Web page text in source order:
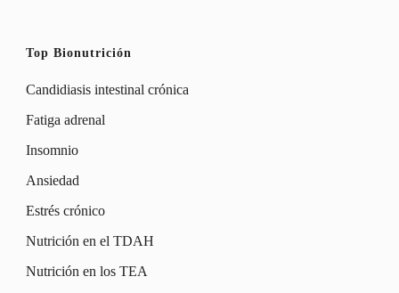
Top Bionutrición
Candidiasis intestinal crónica
Fatiga adrenal
Insomnio
Ansiedad
Estrés crónico
Nutrición en el TDAH
Nutrición en los TEA